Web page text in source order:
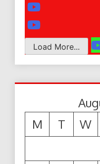
Load More...
M
T W